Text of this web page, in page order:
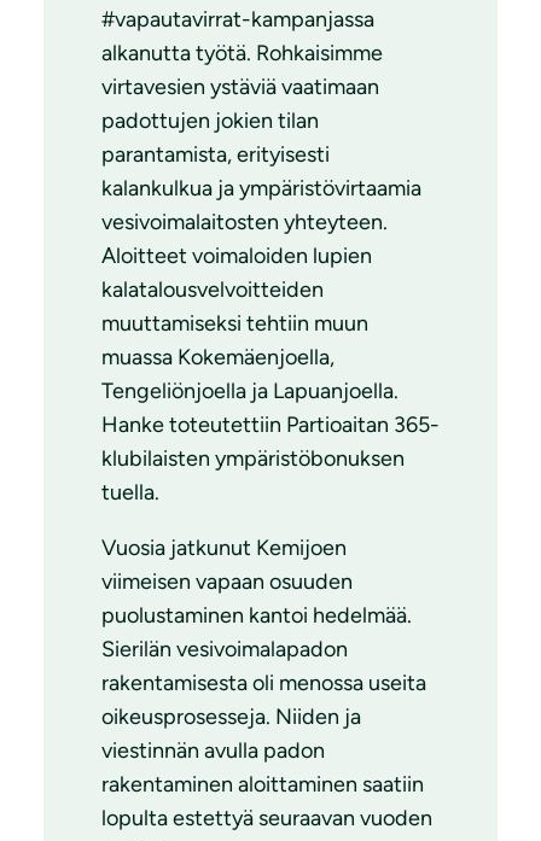
#vapautavirrat-kampanjassa
alkanutta työtä. Rohkaisimme
virtavesien ystäviä vaatimaan
padottujen jokien tilan
parantamista, erityisesti
kalankulkua ja ympäristövirtaamia
vesivoimalaitosten yhteyteen.
Aloitteet voimaloiden lupien
kalatalousvelvoitteiden
muuttamiseksi tehtiin muun
muassa Kokemäenjoella,
Tengeliönjoella ja Lapuanjoella.
Hanke toteutettiin Partioaitan 365-
klubilaisten ympäristöbonuksen
tuella.
Vuosia jatkunut Kemijoen
viimeisen vapaan osuuden
puolustaminen kantoi hedelmää.
Sierilän vesivoimalapadon
rakentamisesta oli menossa useita
oikeusprosesseja. Niiden ja
viestinnän avulla padon
rakentaminen aloittaminen saatiin
lopulta estettyä seuraavan vuoden